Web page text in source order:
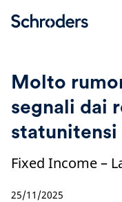
Molto
segnali dai
statunitensi
Fixed Income –
25/11/2025